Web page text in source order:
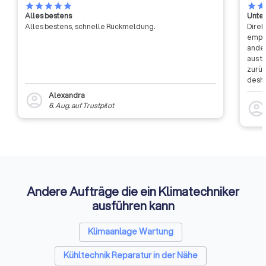
starstarstarstarstar
Alles bestens
Alles bestens, schnelle Rückmeldung.
account_circle
Alexandra
6. Aug.auf Trustpilot
starstar
aus
dass
account_circle
Andere Aufträge die ein Klimatechniker
ausführen kann
Klimaanlage Wartung
Kühltechnik Reparatur in der Nähe